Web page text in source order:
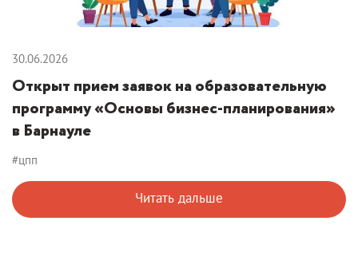
30.06.2026
Открыт прием заявок на образовательную
программу «Основы бизнес-планирования»
в Барнауле
#цпп
Читать дальше